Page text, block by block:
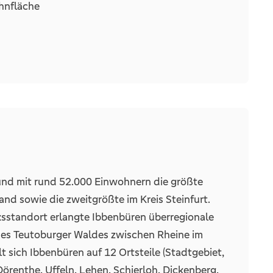
und überzeugen mit einer
Entspannen ein.
einen PKW-Stellplatz im Freien zu
und eine attraktive Lage. Nutzen Sie die
und sichern Sie sich Ihr neues Zuhause.
mit rund 52.000 Einwohnern die größte
sowie die zweitgrößte im Kreis Steinfurt.
erlangte Ibbenbüren überregionale
Teutoburger Waldes zwischen Rheine im
sich Ibbenbüren auf 12 Ortsteile (Stadtgebiet,
Uffeln, Lehen, Schierloh, Dickenberg,